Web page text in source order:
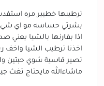
ترطيبها خطيير مره
بشرتي حساسه مو اي شي
اذا بقارنها بالشيا يعني
اخذنا ترطيب الشيا
تصير قاسية شوي حبتين
ماشاءالله مايحتاج تغث